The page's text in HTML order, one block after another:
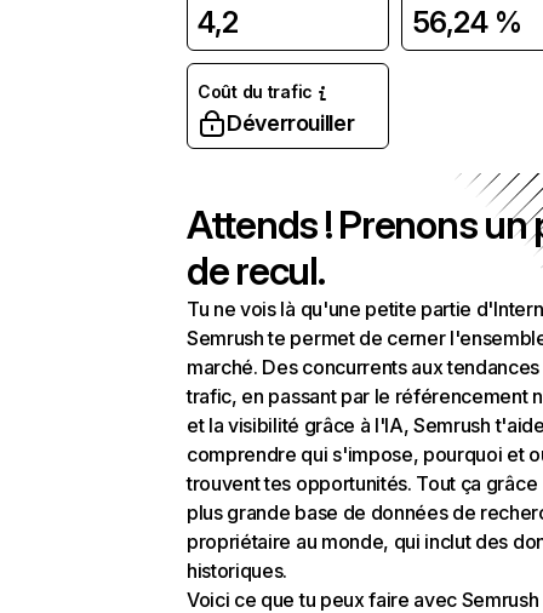
4,2 56,24 %
Coût du trafic
Déverrouiller
Attends ! Prenons un
de recul.
Tu ne vois là qu'une petite partie
Semrush te permet de cerner
marché. Des concurrents aux
trafic, en passant par le référencement
et la visibilité grâce à l'IA, Semrush
comprendre qui s'impose, pourquoi et
trouvent tes opportunités. Tout ça grâce
plus grande base de données de
propriétaire au monde, qui inclut des
historiques.
Voici ce que tu peux faire avec Semrush